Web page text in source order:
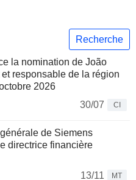
Recherche
la nomination de João
responsable de la région
2026
30/07
CI
de Siemens
directrice financière
13/11
MT